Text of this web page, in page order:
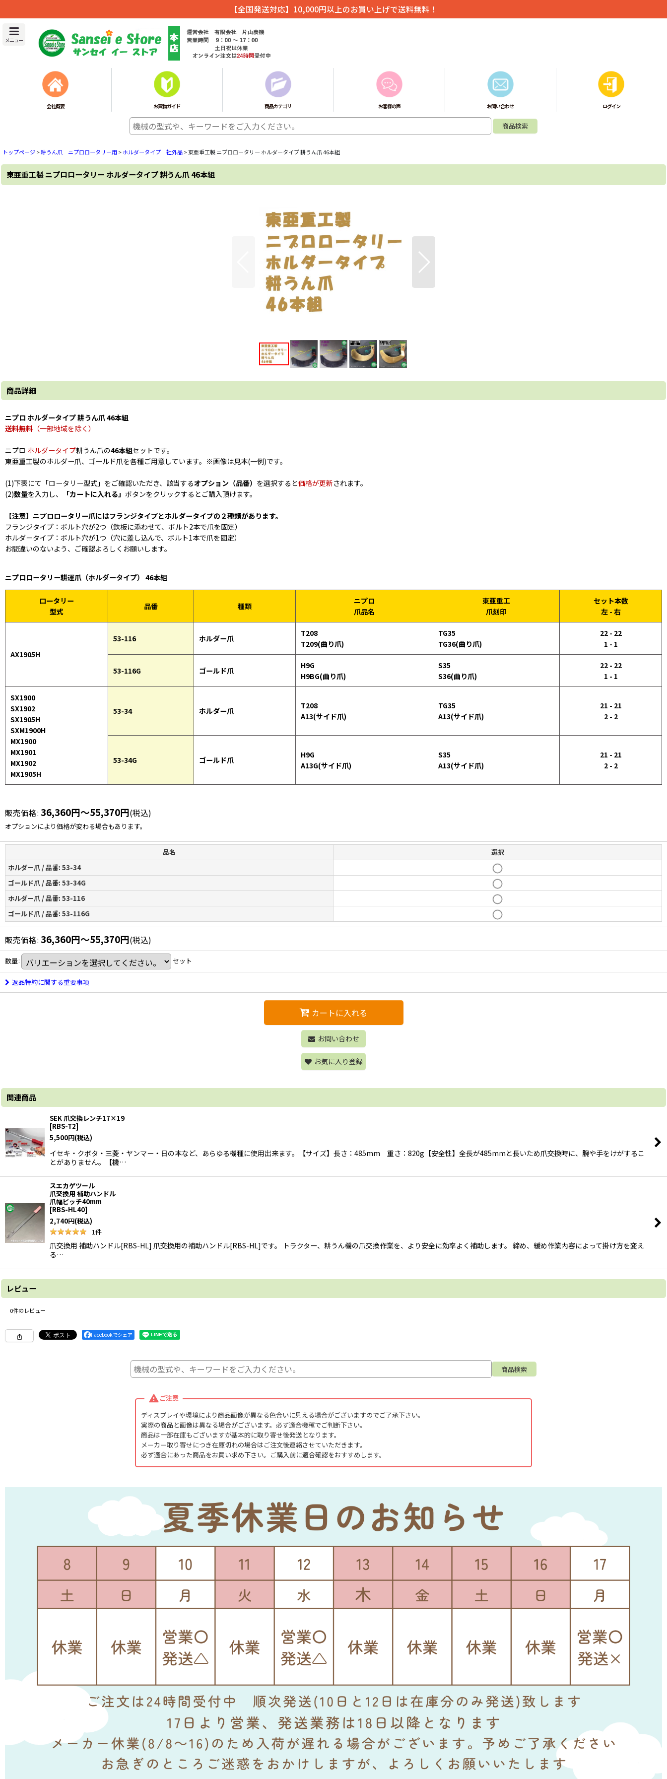
【全国発送対応】10,000円以上のお買い上げで送料無料！
メニュー
会社概要 お買物ガイド 商品カテゴリ お客様の声 お問い合わせ ログイン
トップページ>耕うん爪 ニプロロータリー用 >ホルダータイプ 社外品>東亜重工製 ニプロロータリー ホルダータイプ 耕うん爪 46本組
東亜重工製 ニプロロータリー ホルダータイプ 耕うん爪 46本組
商品詳細
ニプロ ホルダータイプ 耕うん爪 46本組
送料無料 （一部地域を除く）
ニプロ ホルダータイプ耕うん爪の46本組セットです。
東亜重工製のホルダー爪、ゴールド爪を各種ご用意しています。※画像は見本(一例)です。
(1)下表にて「ロータリー型式」をご確認いただき、該当するオプション（品番） を選択すると価格が更新されます。
(2)数量を入力し、 「カートに入れる」 ボタンをクリックするとご購入頂けます。
【注意】ニプロロータリー爪にはフランジタイプとホルダータイプの２種類があります。
フランジタイプ：ボルト穴が2つ（鉄板に添わせて、ボルト2本で爪を固定）
ホルダータイプ：ボルト穴が1つ（穴に差し込んで、ボルト1本で爪を固定）
お間違いのないよう、ご確認よろしくお願いします。
ニプロロータリー耕運爪（ホルダータイプ） 46本組
ロータリー
型式
品番 種類
ニプロ
爪品名
東亜重工
爪刻印
セット本数
左 - 右
AX1905H
53-116 ホルダー爪
T208
T209(曲り爪)
TG35
TG36(曲り爪)
22 - 22
1 - 1
53-116G ゴールド爪
H9G
H9BG(曲り爪)
S35
S36(曲り爪)
22 - 22
1 - 1
SX1900
SX1902
SX1905H
SXM1900H
MX1900
MX1901
MX1902
MX1905H
53-34 ホルダー爪
T208
A13(サイド爪)
TG35
A13(サイド爪)
21 - 21
2 - 2
53-34G ゴールド爪
H9G
A13G(サイド爪)
S35
A13(サイド爪)
21 - 21
2 - 2
販売価格: 36,360円～55,370円(税込)
オプションにより価格が変わる場合もあります。
品名
選択
ホルダー爪 / 品番: 53-34
ゴールド爪 / 品番: 53-34G
ホルダー爪 / 品番: 53-116
ゴールド爪 / 品番: 53-116G
販売価格: 36,360円～55,370円(税込)
数量: セット
返品特約に関する重要事項
カートに入れる
お問い合わせ
お気に入り登録
関連商品
SEK 爪交換レンチ17×19
[RBS-T2]
5,500円(税込)
イセキ・クボタ・三菱・ヤンマー・日の本など、あらゆる機種に使用出来ます。【サイズ】長さ：485mm 重さ：820g【安全性】全長が485mmと長いため爪交換時に、腕や手をけがするこ
とがありません。【機…
スエカゲツール
爪交換用 補助ハンドル
爪幅ピッチ40mm
[RBS-HL40]
2,740円(税込)
1件
爪交換用 補助ハンドル[RBS-HL] 爪交換用の補助ハンドル[RBS-HL]です。 トラクター、耕うん機の爪交換作業を、より安全に効率よく補助します。 締め、緩め作業内容によって掛け方を変え
る…
レビュー
0件のレビュー
Facebookでシェア
ご注意
ディスプレイや環境により商品画像が異なる色合いに見える場合がございますのでご了承下さい。
実際の商品と画像は異なる場合がございます。必ず適合機種でご判断下さい。
商品は一部在庫もございますが基本的に取り寄せ後発送となります。
メーカー取り寄せにつき在庫切れの場合はご注文後連絡させていただきます。
必ず適合にあった商品をお買い求め下さい。ご購入前に適合確認をおすすめします。